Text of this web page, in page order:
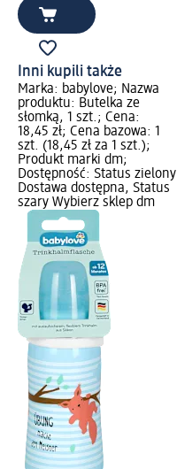
Inni kupili także
Marka: babylove; Nazwa
produktu: Butelka ze
słomką, 1 szt.; Cena:
18,45 zł; Cena bazowa: 1
szt. (18,45 zł za 1 szt.);
Produkt marki dm;
Dostępność: Status zielony
Dostawa dostępna, Status
szary Wybierz sklep dm